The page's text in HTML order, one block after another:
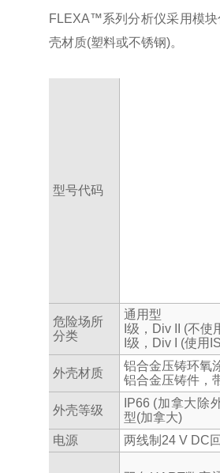
FLEXA™系列分析仪采用模
壳材质(塑料或不锈钢)。
型号代码
危险场所
分类
通用型
级， Div II (不使
级， Div I (使用 IS
外壳材质
铝合金压铸环氧
铝合金压铸件，
外壳等级
IP66 (加拿大除
型(加拿大)
电源 两线制 24 V DC